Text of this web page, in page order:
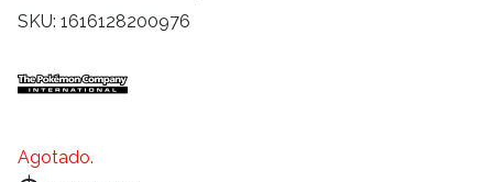
SKU: 1616128200976
Agotado.